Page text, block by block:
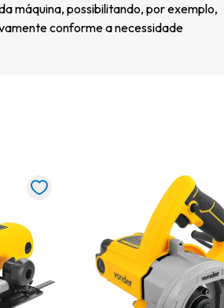
máquina, possibilitando, por exemplo,
conforme a necessidade